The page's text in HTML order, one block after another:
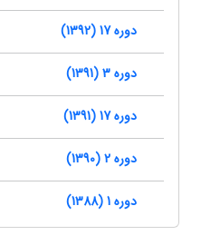
دوره 17 (1392)
دوره 3 (1391)
دوره 17 (1391)
دوره 2 (1390)
دوره 1 (1388)